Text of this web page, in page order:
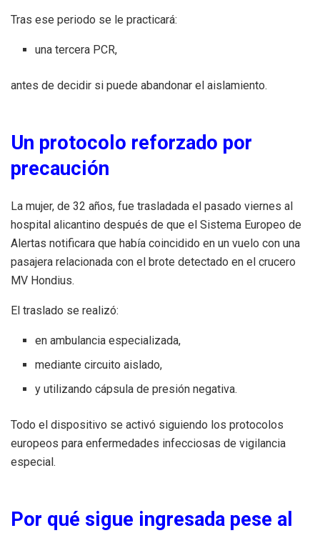
Tras ese periodo se le practicará:
una tercera PCR,
antes de decidir si puede abandonar el aislamiento.
Un protocolo reforzado por
precaución
La mujer, de 32 años, fue trasladada el pasado viernes al
hospital alicantino después de que el Sistema Europeo de
Alertas notificara que había coincidido en un vuelo con una
pasajera relacionada con el brote detectado en el crucero
MV Hondius.
El traslado se realizó:
en ambulancia especializada,
mediante circuito aislado,
y utilizando cápsula de presión negativa.
Todo el dispositivo se activó siguiendo los protocolos
europeos para enfermedades infecciosas de vigilancia
especial.
Por qué sigue ingresada pese al